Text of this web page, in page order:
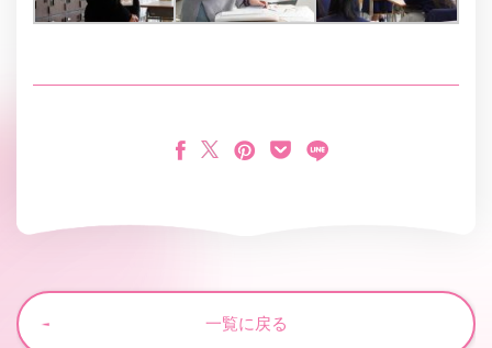
一覧に戻る